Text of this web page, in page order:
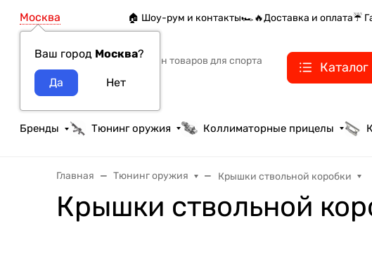
Москва
Ваш город Москва?
🏠 Шоу-рум и контакты🏎️🔥Доставка и оплата☔
Интернет-магазин товаров для спорта
тактики и охоты
Каталог
Бренды Тюнинг оружия Коллиматорные прицелы
Главная Тюнинг оружия Крышки ствольной коробки
Крышки ствольной